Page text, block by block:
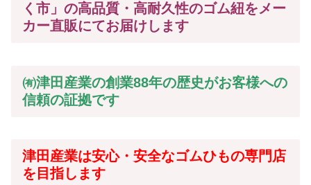
く市」の高品質・高耐久性のゴム紐をメー
カー直販にてお届けします
㈲津田産業の創業88年の歴史がお客様への
信頼の証拠です
津田産業は安心・安全なゴムひもの専門店
を目指します